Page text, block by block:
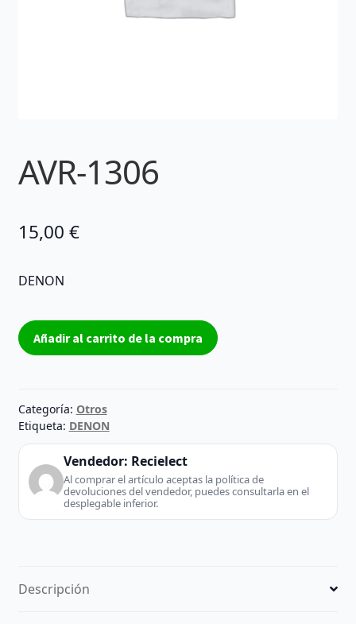
AVR-1306
15,00 €
DENON
AVR-
1306
Añadir al carrito de la compra
Categoría: Otros
Etiqueta: DENON
Vendedor: Recielect
Al comprar el artículo aceptas la política de
devoluciones del vendedor, puedes consultarla en el
desplegable inferior.
Descripción